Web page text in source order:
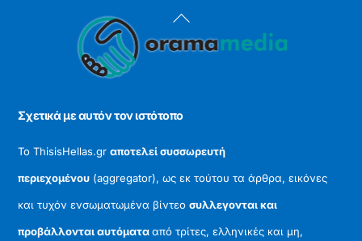
Back
To
Σχετικά με αυτόν τον ιστότοπο
Το ThisisHellas.grαποτελεί συσσωρευτή
περιεχομένου (aggregator), ως εκ τούτου τα άρθρα, εικόνες
και τυχόν ενσωματωμένα βίντεοσυλλεγονται και
προβάλλονται αυτόματααπό τρίτες, ελληνικές και μη,